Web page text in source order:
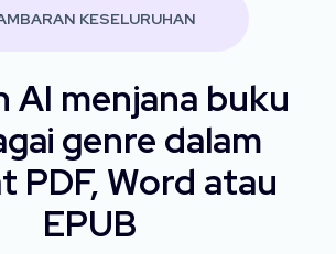
KESELURUHAN
AI menjana buku
genre dalam
PDF, Word atau
EPUB